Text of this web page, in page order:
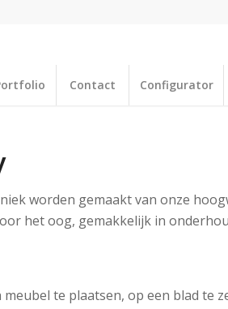
Contact Configurator
worden gemaakt van onze
het oog, gemakkelijk in
te plaatsen, op een blad te